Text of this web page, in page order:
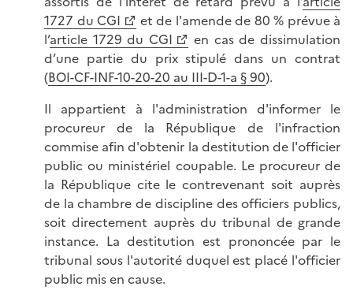
1727 du CGI
et de l'amende de 80 % prévue à
l’article 1729 du CGI
en cas de dissimulation
d’une partie du prix stipulé dans un contrat
(BOI-CF-INF-10-20-20 au III-D-1-a § 90).
Il appartient à l'administration d'informer le
procureur de la République de l'infraction
commise afin d'obtenir la destitution de l'officier
public ou ministériel coupable. Le procureur de
la République cite le contrevenant soit auprès
de la chambre de discipline des officiers publics,
soit directement auprès du tribunal de grande
instance. La destitution est prononcée par le
tribunal sous l'autorité duquel est placé l'officier
public mis en cause.